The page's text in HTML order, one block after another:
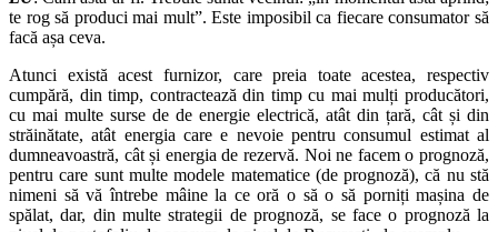
te rog să produci mai mult”. Este imposibil ca fiecare consumator să
facă așa ceva.
Atunci există acest furnizor, care preia toate acestea, respectiv
cumpără, din timp, contractează din timp cu mai mulți producători,
cu mai multe surse de de energie electrică, atât din țară, cât și din
străinătate, atât energia care e nevoie pentru consumul estimat al
dumneavoastră, cât și energia de rezervă. Noi ne facem o prognoză,
pentru care sunt multe modele matematice (de prognoză), că nu stă
nimeni să vă întrebe mâine la ce oră o să o să porniți mașina de
spălat, dar, din multe strategii de prognoză, se face o prognoză la